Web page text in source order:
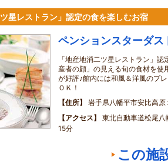
星レストラン」認定の食を楽しむお宿
ペンションスターダス
「地産地消二ツ星レストラン」
産者の顔」の見える旬の食材を使
が好評♪館内には和風＆洋風のプ
ＯＫ！
住所
岩手県八幡平市安比高原
アクセス
東北自動車道松尾
15分
この施